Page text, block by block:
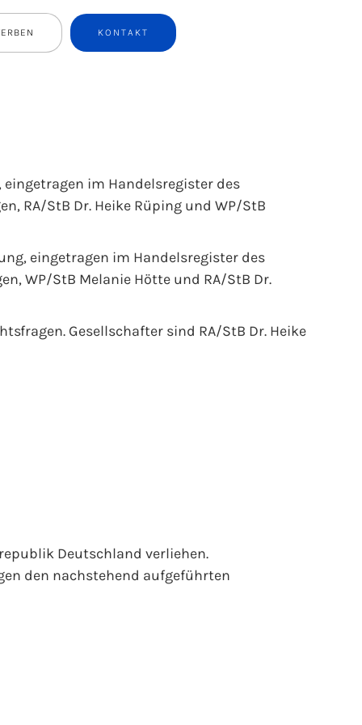
KONTAKT
im Handelsregister des
RA/StB Dr. Heike Rüping und WP/StB
eingetragen im Handelsregister des
WP/StB Melanie Hötte und RA/StB Dr.
Gesellschafter sind RA/StB Dr. Heike
Deutschland verliehen.
den nachstehend aufgeführten